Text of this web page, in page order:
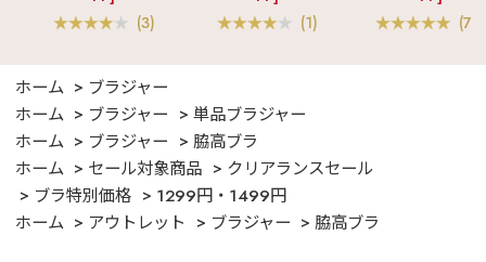
(3) (1)
ホーム
ブラジャー
ホーム
ブラジャー
単品ブラジャー
ホーム
ブラジャー
脇高ブラ
ホーム
セール対象商品
クリアランスセール
ブラ特別価格
1299円・1499円
ホーム
アウトレット ブラジャー 脇高ブラ